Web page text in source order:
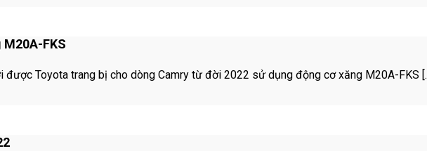
M20A-FKS
Toyota trang bị cho dòng Camry từ đời 2022 sử dụng động cơ xăng M20A-FKS